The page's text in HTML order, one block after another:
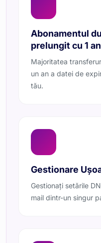
Abonamentul
prelungit cu 1
Majoritatea
un an a datei de
tău.
Gestionare
Gestionați setările
mail dintr-un singur